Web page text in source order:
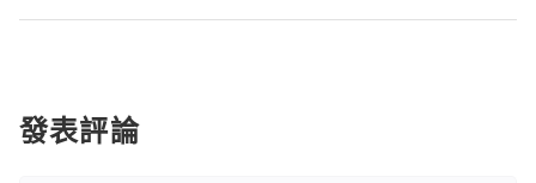
發表評論